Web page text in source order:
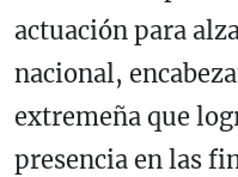
actuación para
nacional,
extremeña que
presencia en las